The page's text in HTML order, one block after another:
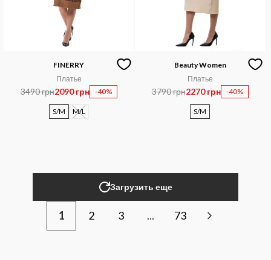
FINERRY
Платье
3490 грн2090 грн -40%
S/M M/L
Beauty Women
Платье
3790 грн2270 грн -40%
S/M
Загрузить еще
1 2 3 ... 73